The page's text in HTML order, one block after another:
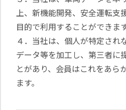
上、新機能開発、安全運転支
目的で利用することができます
４．当社は、個人が特定され
データ等を加工し、第三者に
とがあり、会員はこれをあら
ます。